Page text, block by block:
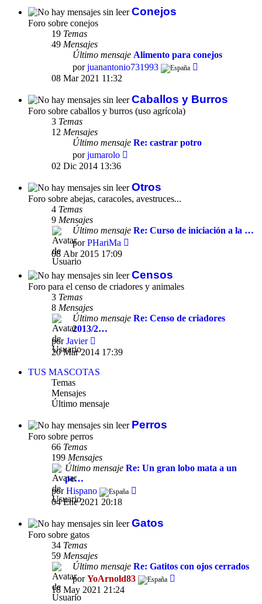
Conejos
Foro sobre conejos
19 Temas
49 Mensajes
Último mensaje Alimento para conejos
porjuanantonio731993
08 Mar 2021 11:32
Caballos y Burros
Foro sobre caballos y burros (uso agrícola)
3 Temas
12 Mensajes
Último mensaje Re: castrar potro
porjumarolo
02 Dic 2014 13:36
Otros
Foro sobre abejas, caracoles, avestruces...
4 Temas
9 Mensajes
Último mensaje Re: Curso de iniciación a la …
porPHariMa
08 Abr 2015 17:09
Censos
Foro para el censo de criadores y animales
3 Temas
8 Mensajes
Último mensaje Re: Censo de criadores
2013/2…
porJavier
último
20 Mar 2014 17:39
TUS MASCOTAS
Temas
Mensajes
Último mensaje
Perros
Foro sobre perros
66 Temas
199 Mensajes
Último mensaje Re: Un gran lobo mata a un
pe…
porHispano
04 Ene 2021 20:18
Gatos
Foro sobre gatos
34 Temas
59 Mensajes
Último mensaje Re: Gatitos con ojos cerrados
porYoArnold83
18 May 2021 21:24